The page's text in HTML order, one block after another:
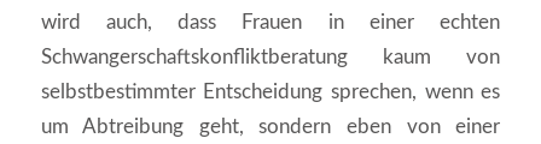
wird auch, dass Frauen in einer echten
Schwangerschaftskonfliktberatung kaum von
selbstbestimmter Entscheidung sprechen, wenn es
um Abtreibung geht, sondern eben von einer